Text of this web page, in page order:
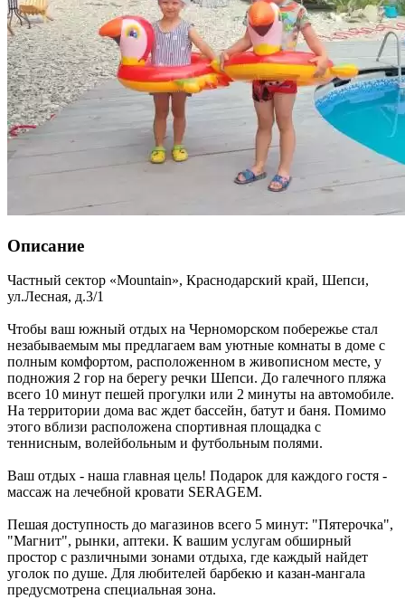
Описание
Частный сектор «Mountain», Краснодарский край, Шепси,
ул.Лесная, д.3/1
Чтобы ваш южный отдых на Черноморском побережье стал
незабываемым мы предлагаем вам уютные комнаты в доме с
полным комфортом, расположенном в живописном месте, у
подножия 2 гор на берегу речки Шепси. До галечного пляжа
всего 10 минут пешей прогулки или 2 минуты на автомобиле.
На территории дома вас ждет бассейн, батут и баня. Помимо
этого вблизи расположена спортивная площадка с
теннисным, волейбольным и футбольным полями.
Ваш отдых - наша главная цель! Подарок для каждого гостя -
массаж на лечебной кровати SERAGEM.
Пешая доступность до магазинов всего 5 минут: "Пятерочка",
"Магнит", рынки, аптеки. К вашим услугам обширный
простор с различными зонами отдыха, где каждый найдет
уголок по душе. Для любителей барбекю и казан-мангала
предусмотрена специальная зона.